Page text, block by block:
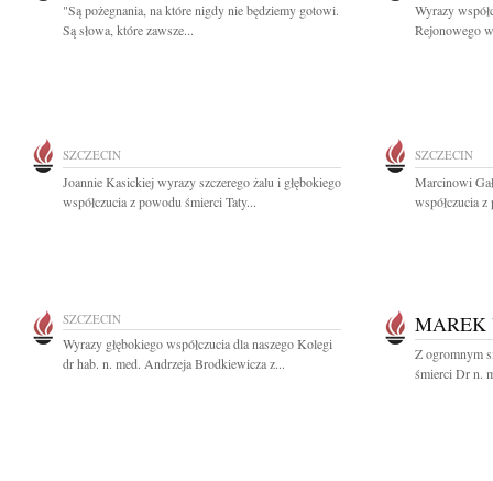
"Są pożegnania, na które nigdy nie będziemy gotowi.
Są słowa, które zawsze...
Wyrazy
Rejonowego
SZCZECIN
Joannie Kasickiej wyrazy szczerego żalu i głębokiego
współczucia z powodu śmierci Taty...
SZCZECIN
Marcinowi
współczucia
SZCZECIN
Wyrazy głębokiego współczucia dla naszego Kolegi
dr hab. n. med. Andrzeja Brodkiewicza z...
MAREK
Z ogromnym
śmierci Dr n.